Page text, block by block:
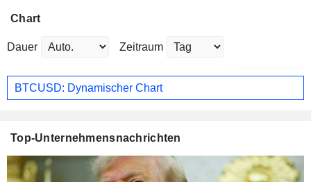
Chart
Dauer Zeitraum
BTCUSD: Dynamischer Chart
Top-Unternehmensnachrichten